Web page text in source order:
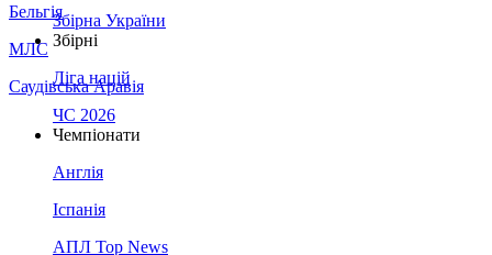
Бельгія
МЛС
Саудівська Аравія
Збірна України
Збірні
Ліга націй
ЧС 2026
Чемпіонати
Англія
Іспанія
АПЛ Top News